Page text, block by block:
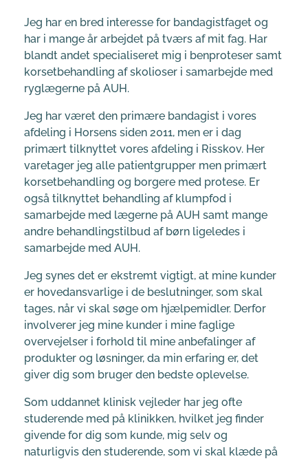
Jeg har en bred interesse for bandagistfaget og
har i mange år arbejdet på tværs af mit fag. Har
blandt andet specialiseret mig i benproteser samt
korsetbehandling af skolioser i samarbejde med
ryglægerne på AUH.
Jeg har været den primære bandagist i vores
afdeling i Horsens siden 2011, men er i dag
primært tilknyttet vores afdeling i Risskov. Her
varetager jeg alle patientgrupper men primært
korsetbehandling og borgere med protese. Er
også tilknyttet behandling af klumpfod i
samarbejde med lægerne på AUH samt mange
andre behandlingstilbud af børn ligeledes i
samarbejde med AUH.
Jeg synes det er ekstremt vigtigt, at mine kunder
er hovedansvarlige i de beslutninger, som skal
tages, når vi skal søge om hjælpemidler. Derfor
involverer jeg mine kunder i mine faglige
overvejelser i forhold til mine anbefalinger af
produkter og løsninger, da min erfaring er, det
giver dig som bruger den bedste oplevelse.
Som uddannet klinisk vejleder har jeg ofte
studerende med på klinikken, hvilket jeg finder
givende for dig som kunde, mig selv og
naturligvis den studerende, som vi skal klæde på